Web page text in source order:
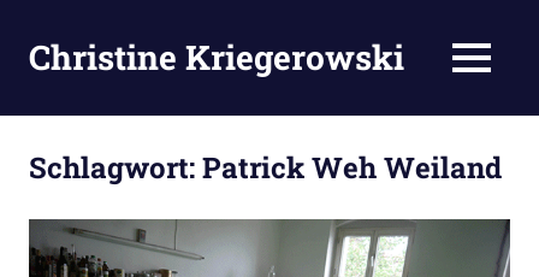
Inhalt
springen
Christine Kriegerowski MENÜ
Schlagwort:Patrick Weh Weiland